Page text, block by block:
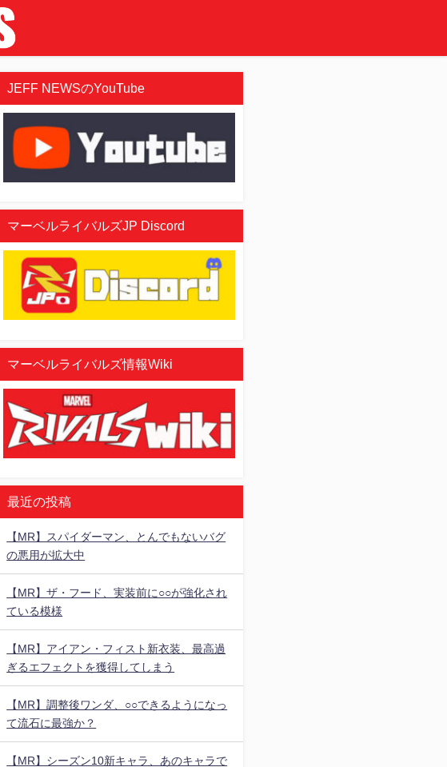
JEFF NEWSのYouTube
マーベルライバルズJP Discord
マーベルライバルズ情報Wiki
最近の投稿
【MR】スパイダーマン、とんでもないバグ
の悪用が拡大中
【MR】ザ・フード、実装前に○○が強化され
ている模様
【MR】アイアン・フィスト新衣装、最高過
ぎるエフェクトを獲得してしまう
【MR】調整後ワンダ、○○できるようになっ
て流石に最強か？
【MR】シーズン10新キャラ、あのキャラで